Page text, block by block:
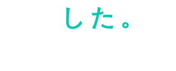
した。